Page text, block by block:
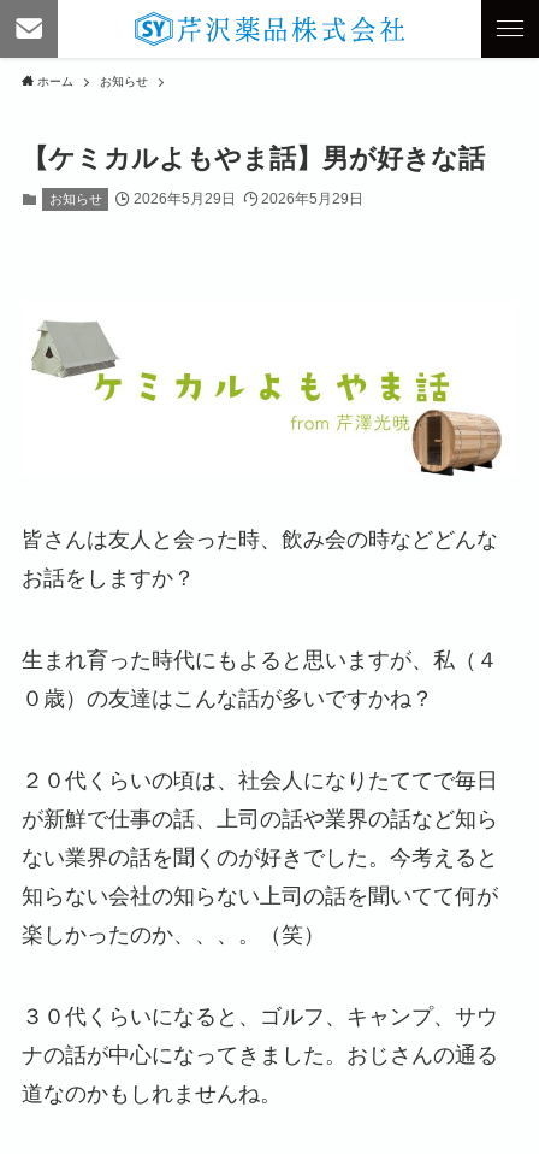
ホーム お知らせ
【ケミカルよもやま話】男が好きな話
お知らせ 2026年5月29日 2026年5月29日
皆さんは友人と会った時、飲み会の時などどんな
お話をしますか？
生まれ育った時代にもよると思いますが、私（４
０歳）の友達はこんな話が多いですかね？
２０代くらいの頃は、社会人になりたててで毎日
が新鮮で仕事の話、上司の話や業界の話など知ら
ない業界の話を聞くのが好きでした。今考えると
知らない会社の知らない上司の話を聞いてて何が
楽しかったのか、、、。（笑）
３０代くらいになると、ゴルフ、キャンプ、サウ
ナの話が中心になってきました。おじさんの通る
道なのかもしれませんね。